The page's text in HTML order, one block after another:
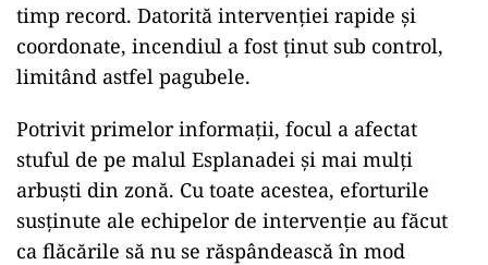
timp record. Datorită intervenției rapide și
coordonate, incendiul a fost ținut sub control,
limitând astfel pagubele.
Potrivit primelor informații, focul a afectat
stuful de pe malul Esplanadei și mai mulți
arbuști din zonă. Cu toate acestea, eforturile
susținute ale echipelor de intervenție au făcut
ca flăcările să nu se răspândească în mod